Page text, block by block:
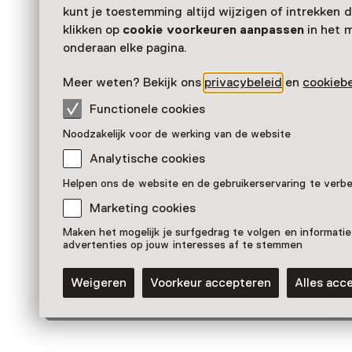
kunt je toestemming altijd wijzigen of intrekken
klikken op cookie voorkeuren aanpassenin het
onderaan elke pagina.
Meer weten? Bekijk ons privacybeleid en
Functionele cookies
Noodzakelijk voor de werking van de website
Analytische cookies
Helpen ons de website en de gebruikerservaring te
Marketing cookies
Maken het mogelijk je surfgedrag te volgen en
advertenties op jouw interesses af te stemmen
Weigeren Voorkeur accepteren Alles
Zien & doen in Museum
Pannerden
Activiteit
Belevingsroute rond Fort
Pannerden
Voor 0 t/m 18 jaar en volwassenen